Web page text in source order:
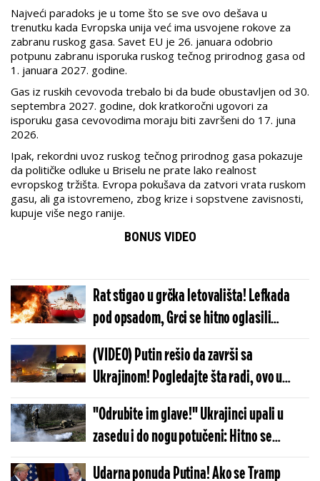
Najveći paradoks je u tome što se sve ovo dešava u
trenutku kada Evropska unija već ima usvojene rokove za
zabranu ruskog gasa. Savet EU je 26. januara odobrio
potpunu zabranu isporuka ruskog tečnog prirodnog gasa od
1. januara 2027. godine.
Gas iz ruskih cevovoda trebalo bi da bude obustavljen od 30.
septembra 2027. godine, dok kratkoročni ugovori za
isporuku gasa cevovodima moraju biti završeni do 17. juna
2026.
Ipak, rekordni uvoz ruskog tečnog prirodnog gasa pokazuje
da političke odluke u Briselu ne prate lako realnost
evropskog tržišta. Evropa pokušava da zatvori vrata ruskom
gasu, ali ga istovremeno, zbog krize i sopstvene zavisnosti,
kupuje više nego ranije.
BONUS VIDEO
Rat stigao u grčka letovališta! Lefkada
pod opsadom, Grci se hitno oglasili
udarnom porukom: "Ovo nećemo
tolerisati..."
(VIDEO) Putin rešio da završi sa
Ukrajinom! Pogledajte šta radi, ovo u
istoriji nije viđeno: Hiljade projektila se
obrušava i briše sve
"Odrubite im glave!" Ukrajinci upali u
zasedu i do nogu potučeni: Hitno se
oglasila vojska Kijeva, stiglo je horor
Udarna ponuda Putina! Ako se Tramp